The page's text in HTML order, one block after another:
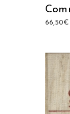
66,50€